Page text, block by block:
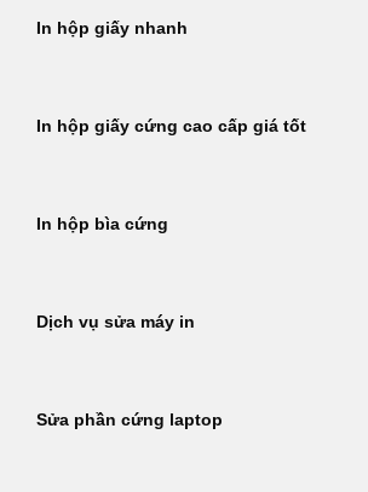
In hộp giấy nhanh
In hộp giấy cứng cao cấp giá tốt
In hộp bìa cứng
Dịch vụ sửa máy in
Sửa phần cứng laptop